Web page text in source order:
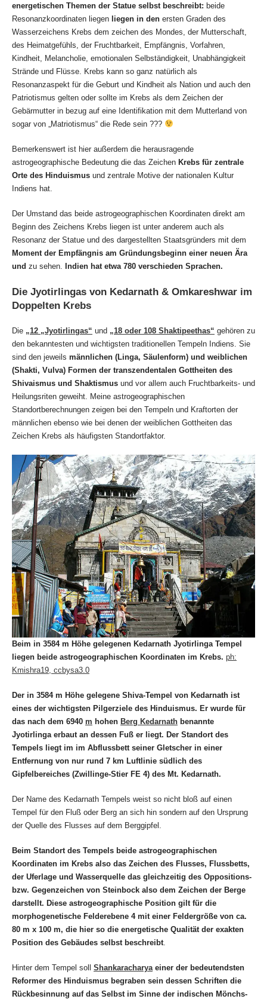
energetischen Themen der Statue selbst beschreibt: beide
Resonanzkoordinaten liegen liegen in den ersten Graden des
Wasserzeichens Krebs dem zeichen des Mondes, der Mutterschaft,
des Heimatgefühls, der Fruchtbarkeit, Empfängnis, Vorfahren,
Kindheit, Melancholie, emotionalen Selbständigkeit, Unabhängigkeit
Strände und Flüsse. Krebs kann so ganz natürlich als
Resonanzaspekt für die Geburt und Kindheit als Nation und auch den
Patriotismus gelten oder sollte im Krebs als dem Zeichen der
Gebärmutter in bezug auf eine Identifikation mit dem Mutterland von
sogar von „Matriotismus“ die Rede sein ???
Bemerkenswert ist hier außerdem die herausragende
astrogeographische Bedeutung die das Zeichen Krebs für zentrale
Orte des Hinduismus und zentrale Motive der nationalen Kultur
Indiens hat.
Der Umstand das beide astrogeographischen Koordinaten direkt am
Beginn des Zeichens Krebs liegen ist unter anderem auch als
Resonanz der Statue und des dargestellten Staatsgründers mit dem
Moment der Empfängnis am Gründungsbeginn einer neuen Ära
und zu sehen. Indien hat etwa 780 verschieden Sprachen.
Die Jyotirlingas von Kedarnath & Omkareshwar im
Doppelten Krebs
Die „12 „Jyotirlingas“ und „18 oder 108 Shaktipeethas“ gehören zu
den bekanntesten und wichtigsten traditionellen Tempeln Indiens. Sie
sind den jeweils männlichen (Linga, Säulenform) und weiblichen
(Shakti, Vulva) Formen der transzendentalen Gottheiten des
Shivaismus und Shaktismus und vor allem auch Fruchtbarkeits- und
Heilungsriten geweiht. Meine astrogeographischen
Standortberechnungen zeigen bei den Tempeln und Kraftorten der
männlichen ebenso wie bei denen der weiblichen Gottheiten das
Zeichen Krebs als häufigsten Standortfaktor.
Beim in 3584 m Höhe gelegenen Kedarnath Jyotirlinga Tempel
liegen beide astrogeographischen Koordinaten im Krebs. ph:
Kmishra19, ccbysa3.0
Der in 3584 m Höhe gelegene Shiva-Tempel von Kedarnath ist
eines der wichtigsten Pilgerziele des Hinduismus. Er wurde für
das nach dem 6940 m hohen Berg Kedarnath benannte
Jyotirlinga erbaut an dessen Fuß er liegt. Der Standort des
Tempels liegt im im Abflussbett seiner Gletscher in einer
Entfernung von nur rund 7 km Luftlinie südlich des
Gipfelbereiches (Zwillinge-Stier FE 4) des Mt. Kedarnath.
Der Name des Kedarnath Tempels weist so nicht bloß auf einen
Tempel für den Fluß oder Berg an sich hin sondern auf den Ursprung
der Quelle des Flusses auf dem Berggipfel.
Beim Standort des Tempels beide astrogeographischen
Koordinaten im Krebs also das Zeichen des Flusses, Flussbetts,
der Uferlage und Wasserquelle das gleichzeitig des Oppositions-
bzw. Gegenzeichen von Steinbock also dem Zeichen der Berge
darstellt. Diese astrogeographische Position gilt für die
morphogenetische Felderebene 4 mit einer Feldergröße von ca.
80 m x 100 m, die hier so die energetische Qualität der exakten
Position des Gebäudes selbst beschreibt
Hinter dem Tempel soll Shankaracharya einer der bedeutendsten
Reformer des Hinduismus begraben sein dessen Schriften die
Rückbesinnung auf das Selbst im Sinne der indischen Mönchs-